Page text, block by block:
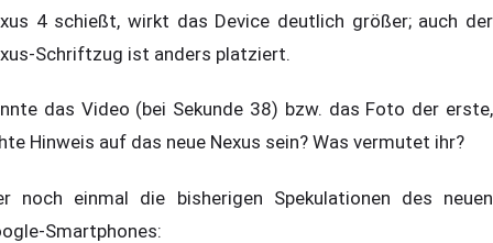
4 schießt, wirkt das Device deutlich größer; auch der
Schriftzug ist anders platziert.
das Video (bei Sekunde 38) bzw. das Foto der erste,
Hinweis auf das neue Nexus sein? Was vermutet ihr?
noch einmal die bisherigen Spekulationen des neuen
Smartphones: